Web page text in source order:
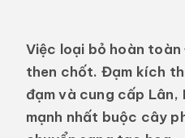
Việc loại bỏ hoàn
then chốt. Đạm kích
đạm và cung cấp Lân,
mạnh nhất buộc cây